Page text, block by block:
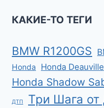
КАКИЕ-ТО ТЕГИ
BMW R1200GS
Honda Honda Deauville
Honda Shadow
ДТП Три Шага